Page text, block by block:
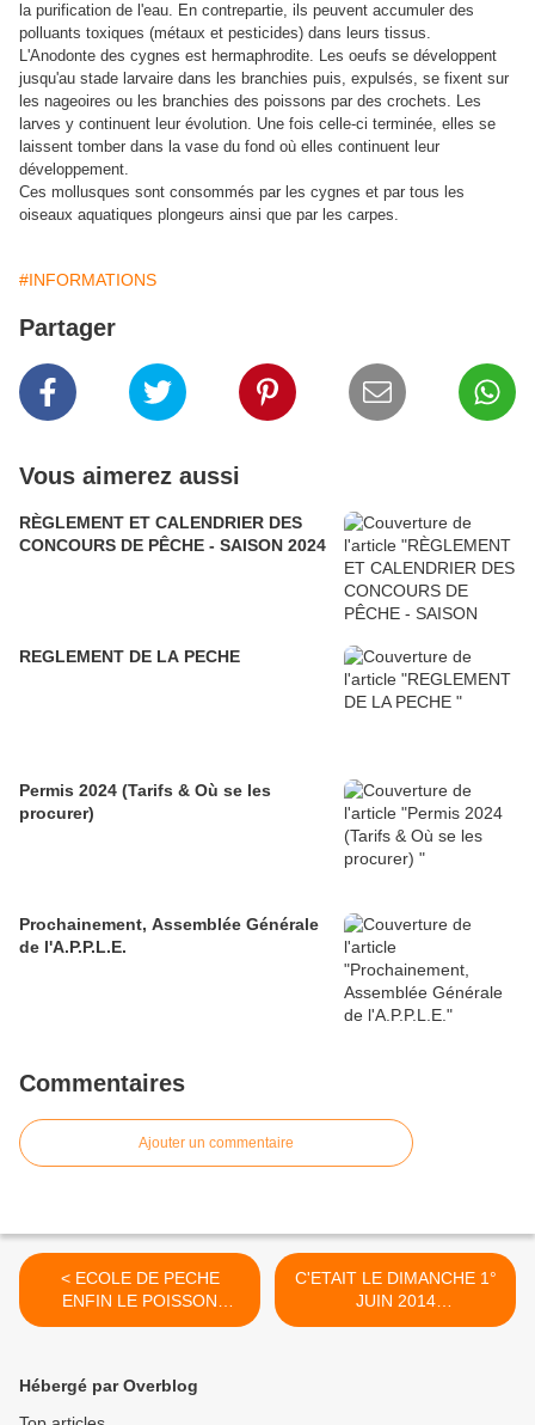
la purification de l'eau. En contrepartie, ils peuvent accumuler des
polluants toxiques (métaux et pesticides) dans leurs tissus.
L'Anodonte des cygnes est hermaphrodite. Les oeufs se développent
jusqu'au stade larvaire dans les branchies puis, expulsés, se fixent sur
les nageoires ou les branchies des poissons par des crochets. Les
larves y continuent leur évolution. Une fois celle-ci terminée, elles se
laissent tomber dans la vase du fond où elles continuent leur
développement.
Ces mollusques sont consommés par les cygnes et par tous les
oiseaux aquatiques plongeurs ainsi que par les carpes.
#INFORMATIONS
Partager
Vous aimerez aussi
RÈGLEMENT ET CALENDRIER DES
CONCOURS DE PÊCHE - SAISON 2024
REGLEMENT DE LA PECHE
Permis 2024 (Tarifs & Où se les
procurer)
Prochainement, Assemblée Générale
de l'A.P.P.L.E.
Commentaires
Ajouter un commentaire
< ECOLE DE PECHE
ENFIN LE POISSON
NOUVEAU EST ARRIVE LE
C'ETAIT LE DIMANCHE 1°
JUIN 2014
DEMONSTRATION ET
Hébergé par Overblog